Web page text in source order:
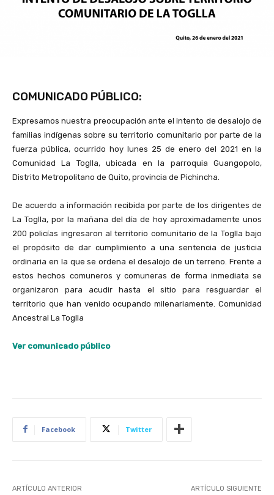
COMUNICADO PÚBLICO:
Expresamos nuestra preocupación ante el intento de desalojo de
familias indígenas sobre su territorio comunitario por parte de la
fuerza pública, ocurrido hoy lunes 25 de enero del 2021 en la
Comunidad La Toglla, ubicada en la parroquia Guangopolo,
Distrito Metropolitano de Quito, provincia de Pichincha.
De acuerdo a información recibida por parte de los dirigentes de
La Toglla, por la mañana del día de hoy aproximadamente unos
200 policías ingresaron al territorio comunitario de la Toglla bajo
el propósito de dar cumplimiento a una sentencia de justicia
ordinaria en la que se ordena el desalojo de un terreno. Frente a
estos hechos comuneros y comuneras de forma inmediata se
organizaron para acudir hasta el sitio para resguardar el
territorio que han venido ocupando milenariamente. Comunidad
Ancestral La Toglla
Ver comunicado público
Facebook Twitter
ARTÍCULO ANTERIOR ARTÍCULO SIGUIENTE